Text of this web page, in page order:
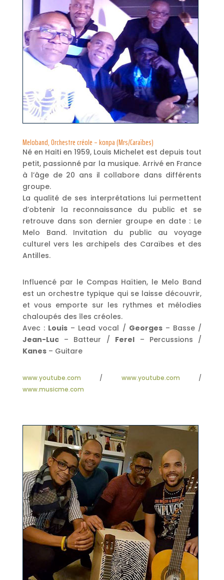
Meloband, Orchestre créole – konpa (Mrs/Caraïbes)
Né en Haiti en 1959, Louis Michelet est depuis tout
petit, passionné par la musique. Arrivé en France
à l’âge de 20 ans il collabore dans différents
groupe.
La qualité de ses interprétations lui permettent
d’obtenir la reconnaissance du public et se
retrouve dans son dernier groupe en date : Le
Melo Band. Invitation du public au voyage
culturel vers les archipels des Caraïbes et des
Antilles.
Influencé par le Compas Haïtien, le Melo Band
est un orchestre typique qui se laisse découvrir,
et vous emporte sur les rythmes et mélodies
chaloupés des îles créoles.
Avec : Louis – Lead vocal / Georges– Basse /
Jean-Luc– Batteur / Ferel – Percussions /
Kanes– Guitare
www.youtube.com / www.youtube.com /
www.musicme.com